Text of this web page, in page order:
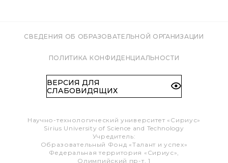
СВЕДЕНИЯ ОБ ОБРАЗОВАТЕЛЬНОЙ ОРГАНИЗАЦИИ
ПОЛИТИКА КОНФИДЕНЦИАЛЬНОСТИ
ВЕРСИЯ ДЛЯ
СЛАБОВИДЯЩИХ
Научно-технологический университет «Сириус»
Sirius University of Science and Technology
Учредитель:
Образовательный Фонд «Талант и успех»
Федеральная территория «Сириус»,
Олимпийский пр-т, 1